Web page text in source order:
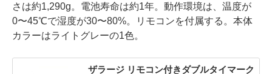
さは約1,290g。電池寿命は約1年。動作環境は、温度が
0〜45℃で湿度が30〜80%。リモコンを付属する。本体
カラーはライトグレーの1色。
ザラージ リモコン付きダブルタイマーク